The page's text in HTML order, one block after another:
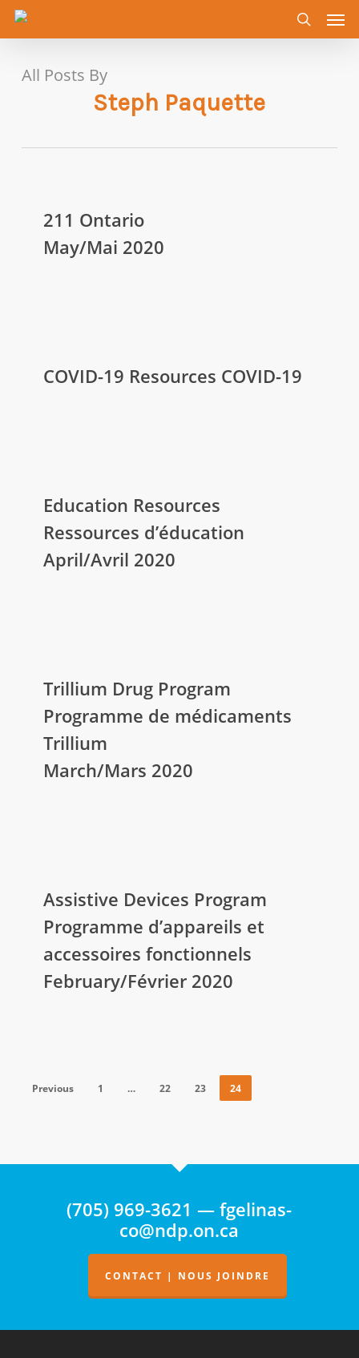
Skip
content
search
All Posts By
Steph Paquette
Ontario
2020
211 Ontario
May/Mai 2020
COVID-19 Resources COVID-19
Resources
d’éducation
April/Avril
Education Resources
Ressources d’éducation
April/Avril 2020
Drug
Programme
médicaments
Trillium Drug Program
Programme de médicaments
Trillium
March/Mars 2020
Devices
Programme
d’appareils
Assistive Devices Program
Programme d’appareils et
accessoires fonctionnels
February/Février 2020
Previous 1 … 22 23 24
(705) 969-3621 — fgelinas-
co@ndp.on.ca
CONTACT | NOUS JOINDRE